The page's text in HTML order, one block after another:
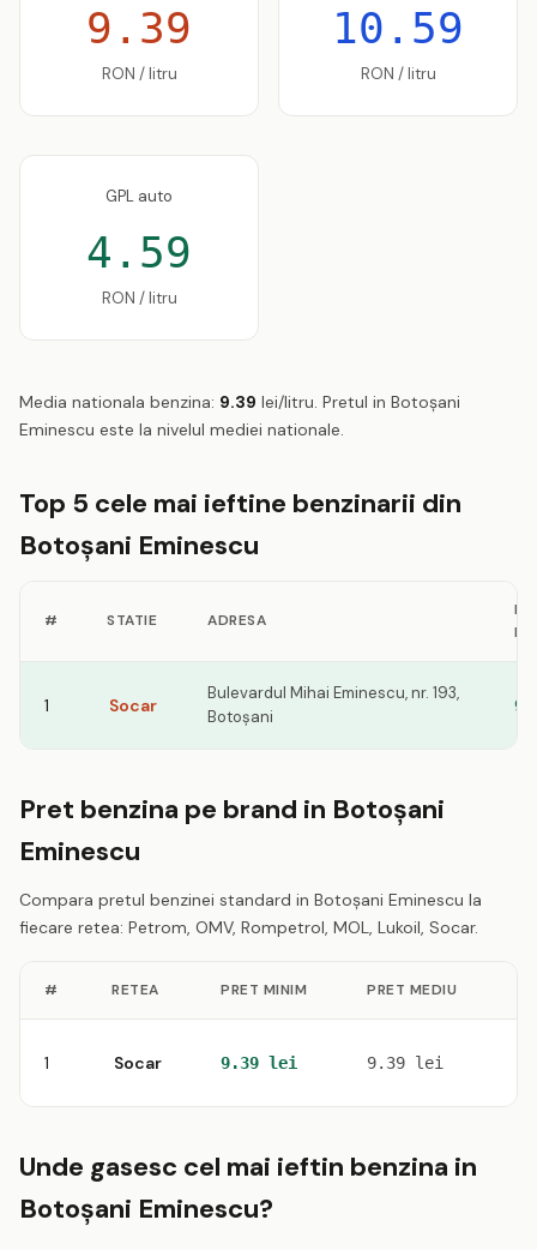
9.39
RON / litru
10.59
RON / litru
GPL auto
4.59
RON / litru
Media nationala benzina: 9.39 lei/litru. Pretul in Botoşani
Eminescu este la nivelul mediei nationale.
Top 5 cele mai ieftine benzinarii din
Botoşani Eminescu
# STATIE ADRESA
1 Socar
Bulevardul Mihai Eminescu, nr. 193,
Botoşani
Pret benzina pe brand in Botoşani
Eminescu
Compara pretul benzinei standard in Botoşani Eminescu la
fiecare retea: Petrom, OMV, Rompetrol, MOL, Lukoil, Socar.
# RETEA PRET MINIM PRET MEDIU
1 Socar 9.39 lei 9.39 lei
Unde gasesc cel mai ieftin benzina in
Botoşani Eminescu?